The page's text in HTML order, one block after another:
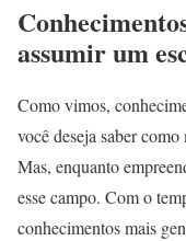
assumir um
Como vimos,
você deseja saber
Mas, enquanto
esse campo. Com o
conhecimentos mais